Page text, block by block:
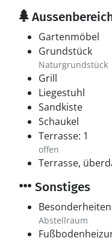
Gartenmöbel
Grundstück
Naturgrundstück
Grill
Liegestuhl
Sandkiste
Schaukel
Terrasse: 1
offen
Terrasse,
Sonstiges
Besonderheiten
Abstellraum